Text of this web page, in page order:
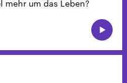
um das Leben?